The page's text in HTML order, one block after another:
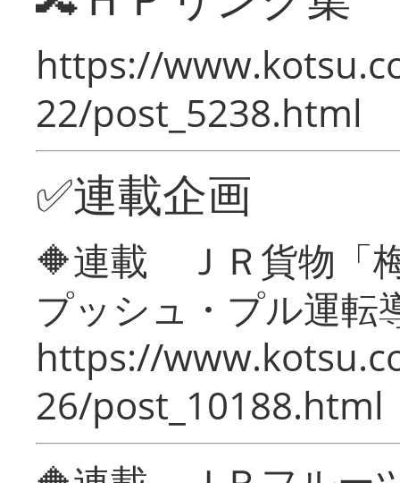
https://
22/post_5238.html
✅連載企画
🔶連載 ＪＲ貨物「
プッシュ・プル運転
https://
26/post_10188.html